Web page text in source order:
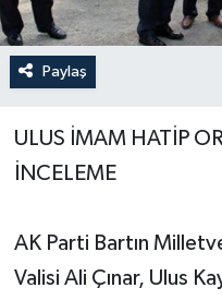
Paylaş
ULUS İMAM HATİP
İNCELEME
AK Parti Bartın
Valisi Ali Çınar, Ulus
Yaşam
Yerel Yönetimler
DÜNYA
YEREL